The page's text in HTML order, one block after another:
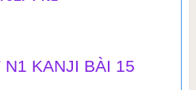
KANJI BÀI 15